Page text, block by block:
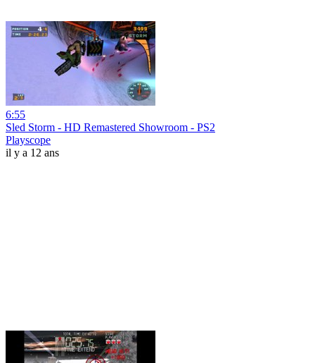
6:55
Sled Storm - HD Remastered Showroom - PS2
Playscope
il y a 12 ans